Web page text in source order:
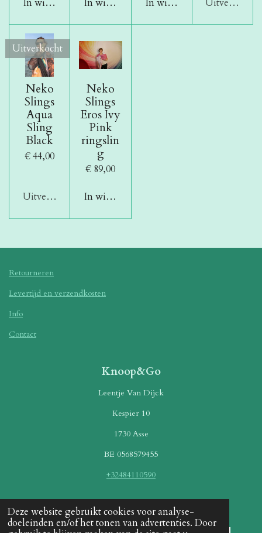
Deze website gebruikt cookies voor analyse-
doeleinden en/of het tonen van advertenties. Door
In winkelwagenIn winkelwagenIn winkelwagenUitverkocht
Uitverkocht
Neko
Slings
Aqua
Sling
Black
€ 44,00
Uitverkocht
Neko
Slings
Eros Ivy
Pink
ringslin
g
€ 89,00
In winkelwagen
Retourneren
Levertijd en verzendkosten
Info
Contact
Knoop&Go
Leentje Van Dijck
Kespier 10
1730 Asse
BE 0568579455
+32484110590
Betaalmethoden